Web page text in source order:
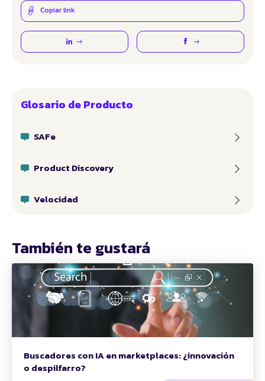
Copiar link
Glosario de Producto
SAFe
Product Discovery
Velocidad
También te gustará
Buscadores con IA en marketplaces: ¿innovación
o despilfarro?